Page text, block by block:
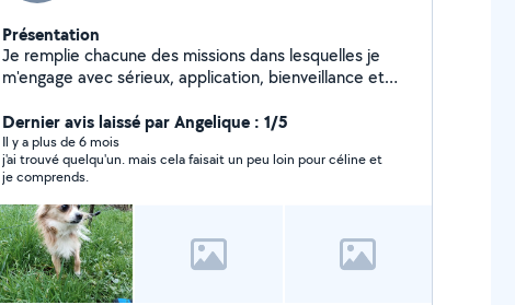
Présentation
Je remplie chacune des missions dans lesquelles je
m'engage avec sérieux, application, bienveillance et
plutôt à des savoirs faire,savoirs-être. Ici je vous
propose de garder,veiller sur vos animaux . De
confectionner des Bons petits plats ménagers, pour
personnes âgées,mobilisées... Également des
expériences en hôtellerie service
restauration,nettoyage des chambres... Également
prête à explorer des nouvelles propositions
Dernier avis laissé par Angelique : 1/5
Il y a plus de 6 mois
j'ai trouvé quelqu'un. mais cela faisait un peu loin pour céline et
je comprends.